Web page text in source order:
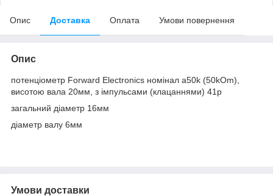
Опис Доставка Оплата Умови повернення
Опис
потенціометр Forward Electronics номінал a50k (50kOm),
висотою вала 20мм, з імпульсами (клацаннями) 41p
загальний діаметр 16мм
діаметр валу 6мм
Умови доставки